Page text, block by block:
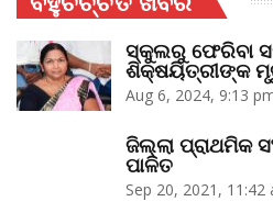
ସ୍କୁଲରୁ ଫେରିବା
ଶିକ୍ଷୟିତ୍ରୀଙ୍କ
Aug 6, 2024, 9:13
ଜିଲ୍ଲା ପ୍ରାଥମିକ
ପାଳିତ
Sep 20, 2021, 11:42